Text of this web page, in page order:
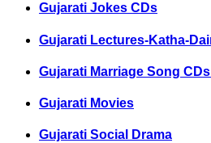
Gujarati Jokes CDs
Gujarati Lectures-Katha-
Gujarati Marriage Song
Gujarati Movies
Gujarati Social Drama